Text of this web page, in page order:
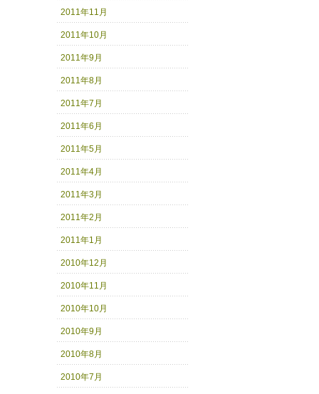
2011年11月
2011年10月
2011年9月
2011年8月
2011年7月
2011年6月
2011年5月
2011年4月
2011年3月
2011年2月
2011年1月
2010年12月
2010年11月
2010年10月
2010年9月
2010年8月
2010年7月